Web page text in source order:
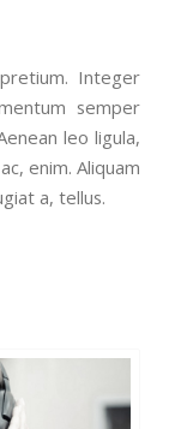
Integer
semper
leo ligula,
enim. Aliquam
a, tellus.